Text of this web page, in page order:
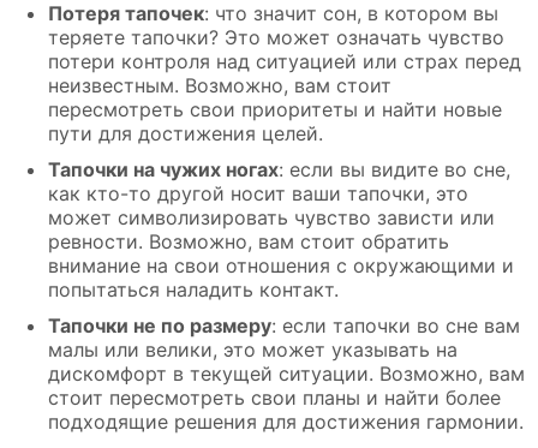
Потеря тапочек: что значит сон, в котором вы
теряете тапочки? Это может означать чувство
потери контроля над ситуацией или страх перед
неизвестным. Возможно, вам стоит
пересмотреть свои приоритеты и найти новые
пути для достижения целей.
Тапочки на чужих ногах: если вы видите во сне,
как кто-то другой носит ваши тапочки, это
может символизировать чувство зависти или
ревности. Возможно, вам стоит обратить
внимание на свои отношения с окружающими и
попытаться наладить контакт.
Тапочки не по размеру: если тапочки во сне вам
малы или велики, это может указывать на
дискомфорт в текущей ситуации. Возможно, вам
стоит пересмотреть свои планы и найти более
подходящие решения для достижения гармонии.